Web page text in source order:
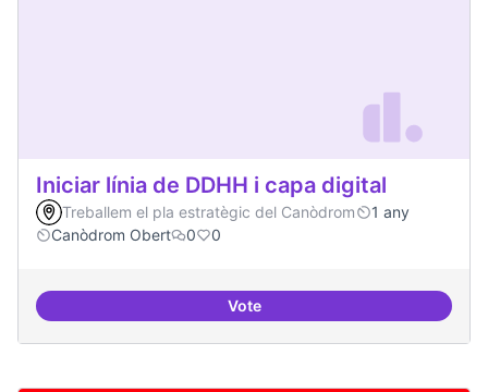
Iniciar línia de DDHH i capa digital
Treballem el pla estratègic del Canòdrom
1 any
Canòdrom Obert
0 0
VoteIniciar línia de DDHH i capa